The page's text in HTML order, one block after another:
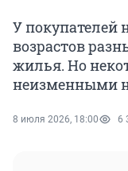
У покупателей
возрастов
жилья. Но
неизменными
8 июля 2026, 18:00 6